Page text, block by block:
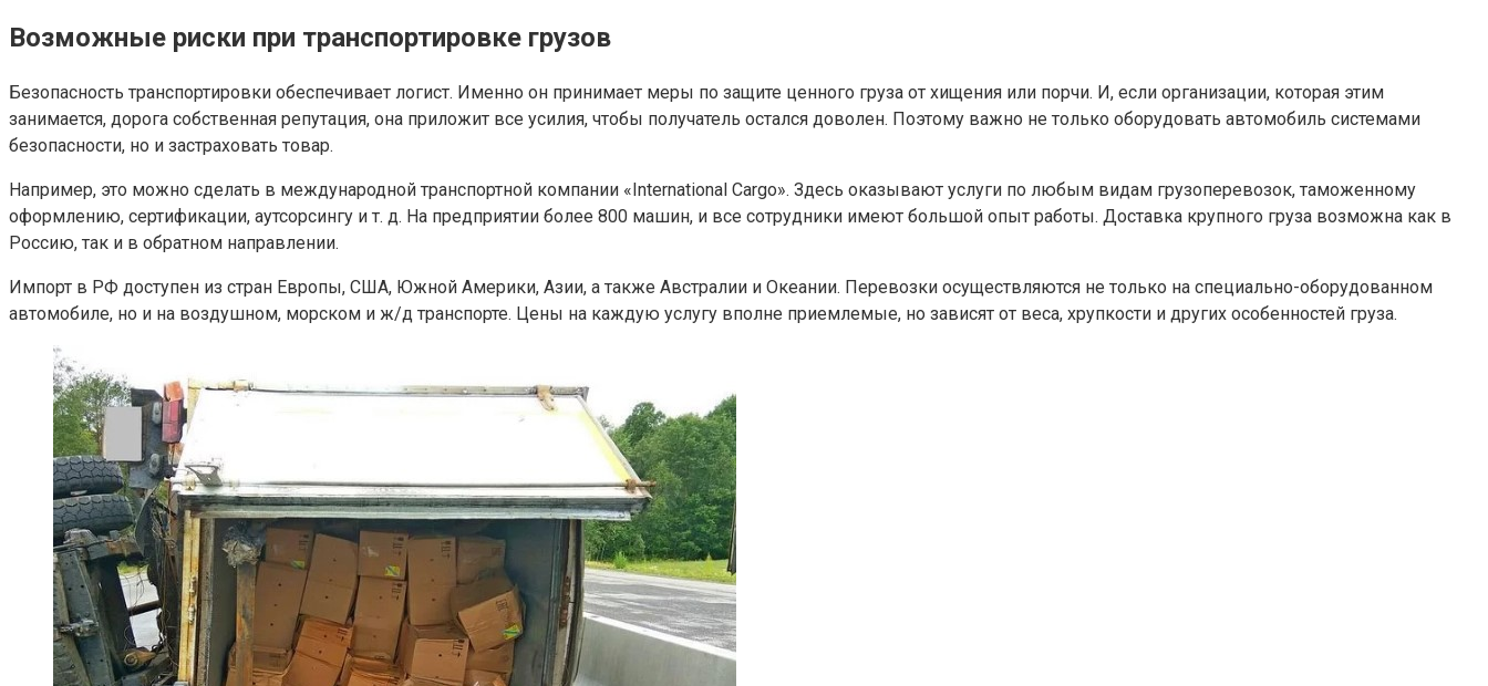
Возможные риски при транспортировке грузов
Безопасность транспортировки обеспечивает логист. Именно он принимает меры по защите ценного груза от хищения или порчи. И, если организации, которая этим
занимается, дорога собственная репутация, она приложит все усилия, чтобы получатель остался доволен. Поэтому важно не только оборудовать автомобиль системами
безопасности, но и застраховать товар.
Например, это можно сделать в международной транспортной компании «International Cargo». Здесь оказывают услуги по любым видам грузоперевозок, таможенному
оформлению, сертификации, аутсорсингу и т. д. На предприятии более 800 машин, и все сотрудники имеют большой опыт работы. Доставка крупного груза возможна как в
Россию, так и в обратном направлении.
Импорт в РФ доступен из стран Европы, США, Южной Америки, Азии, а также Австралии и Океании. Перевозки осуществляются не только на специально-оборудованном
автомобиле, но и на воздушном, морском и ж/д транспорте. Цены на каждую услугу вполне приемлемые, но зависят от веса, хрупкости и других особенностей груза.